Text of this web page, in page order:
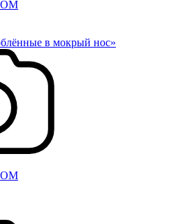
в мокрый нос»